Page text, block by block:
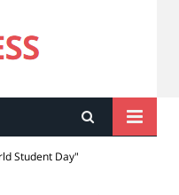
PRESS
Student Day"